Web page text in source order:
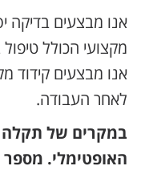
אנו מבצעים בדיקה
מקצועי הכולל
אנו מבצעים קידוד
לאחר העבודה.
במקרים של תקלה
האופטימלי. מספר